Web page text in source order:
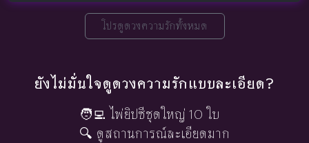
โปรดูดวงความรักทั้งหมด
ยังไม่มั่นใจดูดวงความรักแบบละเอียด?
🧑‍💻 ไพ่ยิปซีชุดใหญ่ 10 ใบ
🔍 ดูสถานการณ์ละเอียดมาก